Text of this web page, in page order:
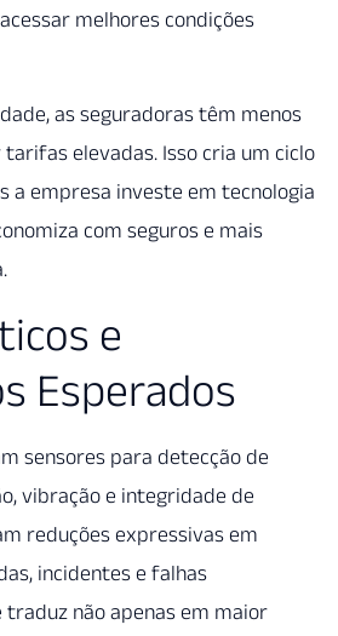
melhores condições
as seguradoras têm menos
elevadas. Isso cria um ciclo
a empresa investe em tecnologia
com seguros e mais
e
Esperados
sensores para detecção de
vibração e integridade de
reduções expressivas em
incidentes e falhas
traduz não apenas em maior